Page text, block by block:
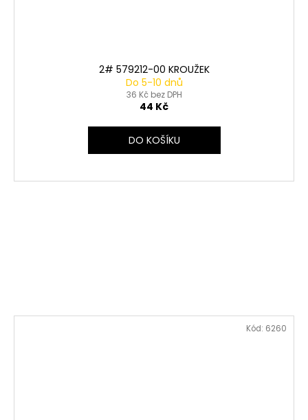
2# 579212-00 KROUŽEK
Do 5-10 dnů
36 Kč bez DPH
44 Kč
DO KOŠÍKU
Kód: 6260